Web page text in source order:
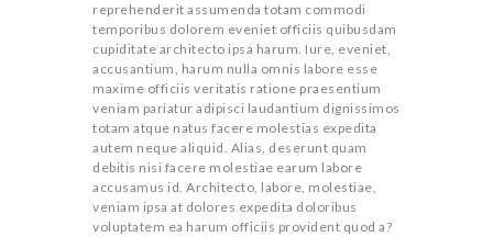
reprehenderit assumenda totam commodi
temporibus dolorem eveniet officiis quibusdam
cupiditate architecto ipsa harum. Iure, eveniet,
accusantium, harum nulla omnis labore esse
maxime officiis veritatis ratione praesentium
veniam pariatur adipisci laudantium dignissimos
totam atque natus facere molestias expedita
autem neque aliquid. Alias, deserunt quam
debitis nisi facere molestiae earum labore
accusamus id. Architecto, labore, molestiae,
veniam ipsa at dolores expedita doloribus
voluptatem ea harum officiis provident quod a?